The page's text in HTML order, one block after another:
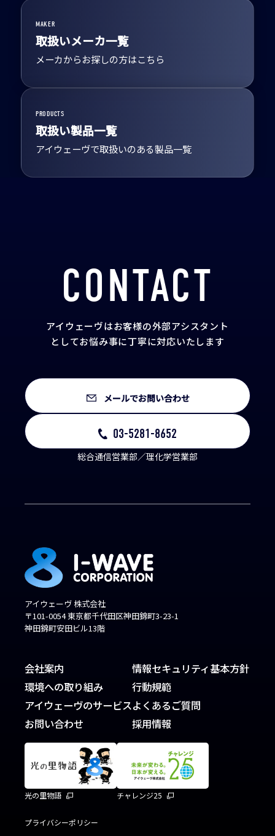
MAKER
取扱いメーカ一覧
メーカからお探しの方はこちら
PRODUCTS
取扱い製品一覧
アイウェーヴで取扱いのある製品一覧
CONTACT
アイウェーヴはお客様の外部アシスタント
としてお悩み事に丁寧に対応いたします
メールでお問い合わせ
03-5281-8652
総合通信営業部／理化学営業部
アイウェーヴ 株式会社
〒101-0054 東京都千代田区神田錦町3-23-1
神田錦町安田ビル13階
会社案内
環境への取り組み
アイウェーヴのサービス
お問い合わせ
情報セキュリティ基本方針
行動規範
よくあるご質問
採用情報
光の里物語 チャレンジ25
プライバシーポリシー